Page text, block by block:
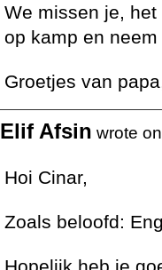
We missen je,
op kamp en
Groetjes van
Elif Afsin wrote
Hoi Cinar,
Zoals beloofd:
Hopelijk heb je